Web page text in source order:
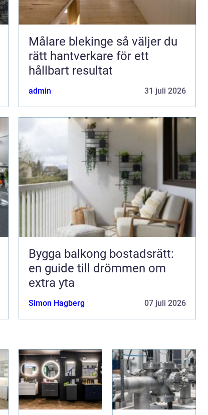
Målare blekinge så väljer du
rätt hantverkare för ett
hållbart resultat
admin 31 juli 2026
Bygga balkong bostadsrätt:
en guide till drömmen om
extra yta
Simon Hagberg 07 juli 2026